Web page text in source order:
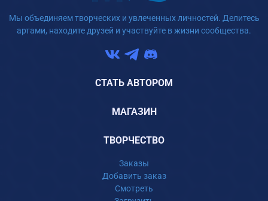
Мы объединяем творческих и увлеченных личностей. Делитесь
артами, находите друзей и участвуйте в жизни сообщества.
СТАТЬ АВТОРОМ
МАГАЗИН
ТВОРЧЕСТВО
Заказы
Добавить заказ
Смотреть